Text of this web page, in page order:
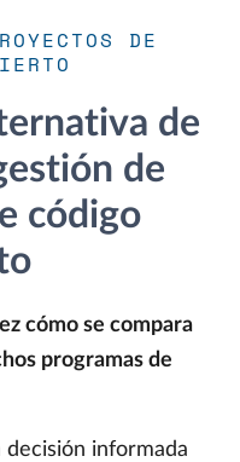
DE
de
de
código
cómo se compara
programas de
decisión informada